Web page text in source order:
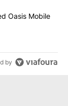
at troubled
Oasis Mobile
by